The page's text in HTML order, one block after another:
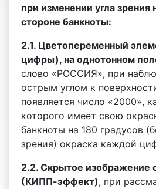
при изменении угла зрения
стороне банкноты:
2.1. Цветопеременный
цифры), на однотонном
слово «РОССИЯ», при
острым углом к
появляется число «2000»,
которого имеет свою
банкноты на 180 градусов
зрения) окраска каждой
2.2. Скрытое изображение
(КИПП-эффект), при